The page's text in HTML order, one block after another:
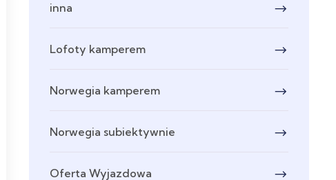
inna
Lofoty kamperem
Norwegia kamperem
Norwegia subiektywnie
Oferta Wyjazdowa